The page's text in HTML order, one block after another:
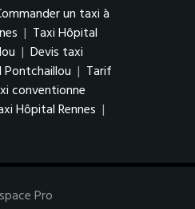
un taxi à
| Taxi Hôpital
| Devis taxi
| Tarif
conventionne
Hôpital Rennes |
Pro